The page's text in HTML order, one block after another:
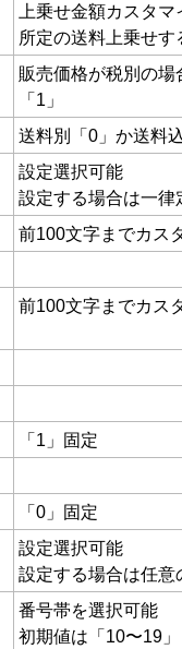
上乗せ金額カスタ
所定の送料上乗せす
販売価格が税別の
「1」
送料別「0」か送料
設定選択可能
設定する場合は一律
前100文字までカス
前100文字までカス
「1」固定
「0」固定
設定選択可能
設定する場合は任意
番号帯を選択可能
初期値は「10〜19」